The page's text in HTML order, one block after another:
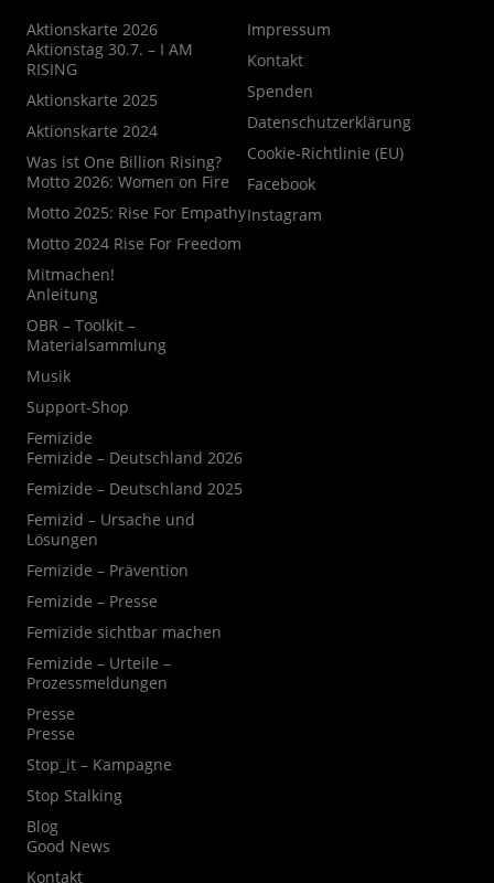
Aktionskarte 2026
Aktionstag 30.7. – I AM
RISING
Aktionskarte 2025
Aktionskarte 2024
Was ist One Billion Rising?
Motto 2026: Women on Fire
Motto 2025: Rise For Empathy
Motto 2024 Rise For Freedom
Mitmachen!
Anleitung
OBR – Toolkit –
Materialsammlung
Musik
Support-Shop
Femizide
Femizide – Deutschland 2026
Femizide – Deutschland 2025
Femizid – Ursache und
Lösungen
Femizide – Prävention
Femizide – Presse
Femizide sichtbar machen
Femizide – Urteile –
Prozessmeldungen
Presse
Presse
Stop_it – Kampagne
Stop Stalking
Blog
Good News
Kontakt
Impressum
Kontakt
Spenden
Datenschutzerklärung
Cookie-Richtlinie (EU)
Facebook
Instagram